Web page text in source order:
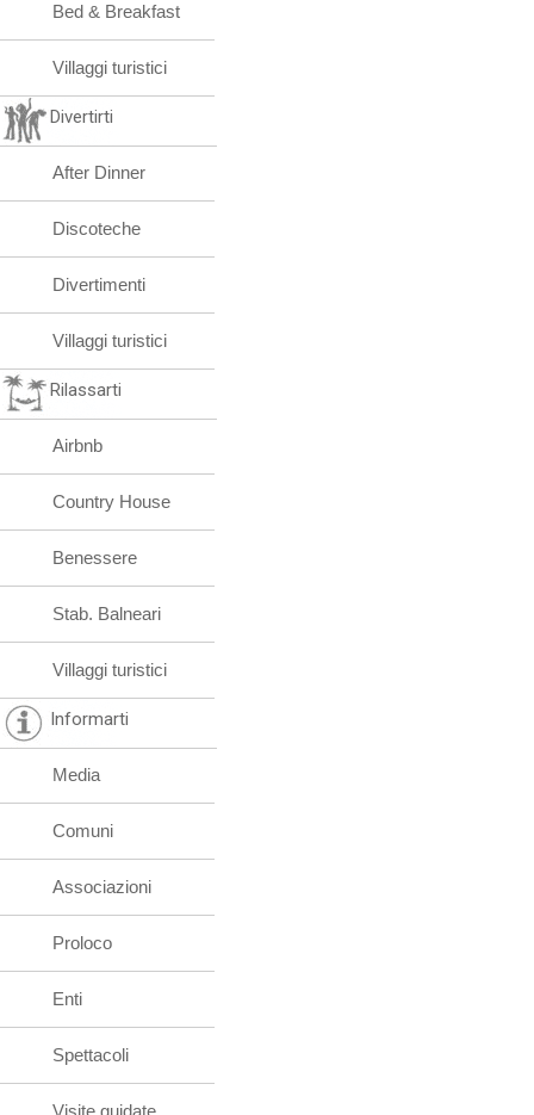
Bed & Breakfast
Villaggi turistici
Divertirti
After Dinner
Discoteche
Divertimenti
Villaggi turistici
Rilassarti
Airbnb
Country House
Benessere
Stab. Balneari
Villaggi turistici
Informarti
Media
Comuni
Associazioni
Proloco
Enti
Spettacoli
Visite guidate